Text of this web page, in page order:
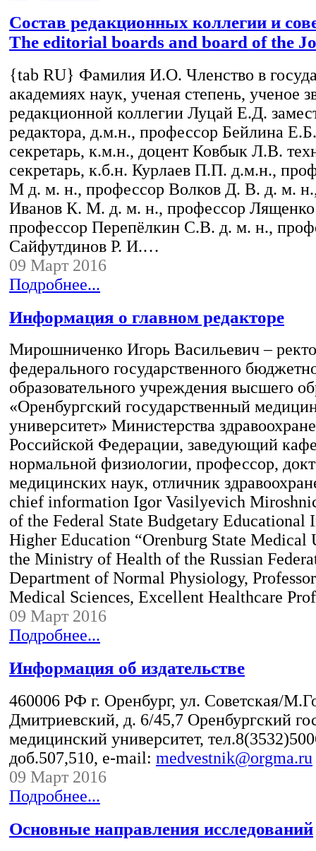
Состав редакционных коллегии и
The editorial boards and board of the
{tab RU} Фамилия И.О. Членство в
академиях наук, ученая степень, ученое
редакционной коллегии Луцай Е.Д.
редактора, д.м.н., профессор Бейлина
секретарь, к.м.н., доцент Ковбык Л.В.
секретарь, к.б.н. Курлаев П.П. д.м.н.,
М д. м. н., профессор Волков Д. В. д. м.
Иванов К. М. д. м. н., профессор
профессор Перепёлкин С.В. д. м. н.,
Сайфутдинов Р. И.…
09 Март 2016
Подробнее...
Информация о главном редакторе
Мирошниченко Игорь Васильевич –
федерального государственного
образовательного учреждения высшего
«Оренбургский государственный
университет» Министерства
Российской Федерации, заведующий
нормальной физиологии, профессор,
медицинских наук, отличник
chief information Igor Vasilyevich
of the Federal State Budgetary Educational
Higher Education “Orenburg State Medical
the Ministry of Health of the Russian
Department of Normal Physiology,
Medical Sciences, Excellent Healthcare
09 Март 2016
Подробнее...
Информация об издательстве
460006 РФ г. Оренбург, ул. Советская/
Дмитриевский, д. 6/45,7 Оренбургский
медицинский университет,
доб.507,510, e-mail: medvestnik@orgma.ru
09 Март 2016
Подробнее...
Основные направления исследований